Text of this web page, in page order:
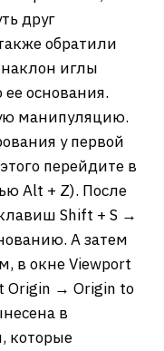
друг
обратили
иглы
ее основания.
манипуляцию.
у первой
перейдите в
Alt + Z). После
Shift + S →
А затем
в окне Viewport
Origin → Origin to
в
которые